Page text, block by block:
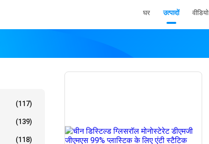
घर उत्पादों वीडियो
(117)
(139)
(118)